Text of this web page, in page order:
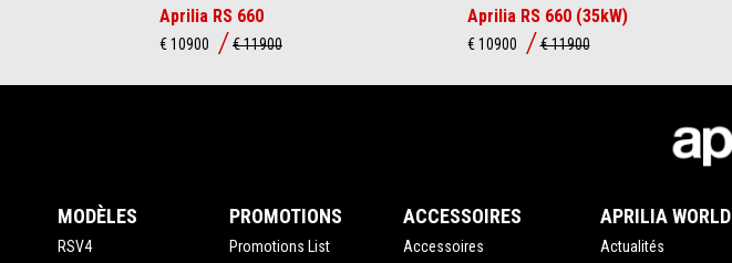
Aprilia RS 660
€ 10900 € 11900
Aprilia RS 660 (35kW)
€ 10900 € 11900
MODÈLES
RSV4
PROMOTIONS
Promotions List
ACCESSOIRES
Accessoires
APRILIA WORLD
Actualités